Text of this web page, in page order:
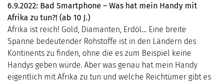
6.9.2022: Bad Smartphone – Was hat mein Handy mit
Afrika zu tun?! (ab 10 J.)
Afrika ist reich! Gold, Diamanten, Erdöl… Eine breite
Spanne bedeutender Rohstoffe ist in den Ländern des
Kontinents zu finden, ohne die es zum Beispiel keine
Handys geben würde. Aber was genau hat mein Handy
eigentlich mit Afrika zu tun und welche Reichtümer gibt es